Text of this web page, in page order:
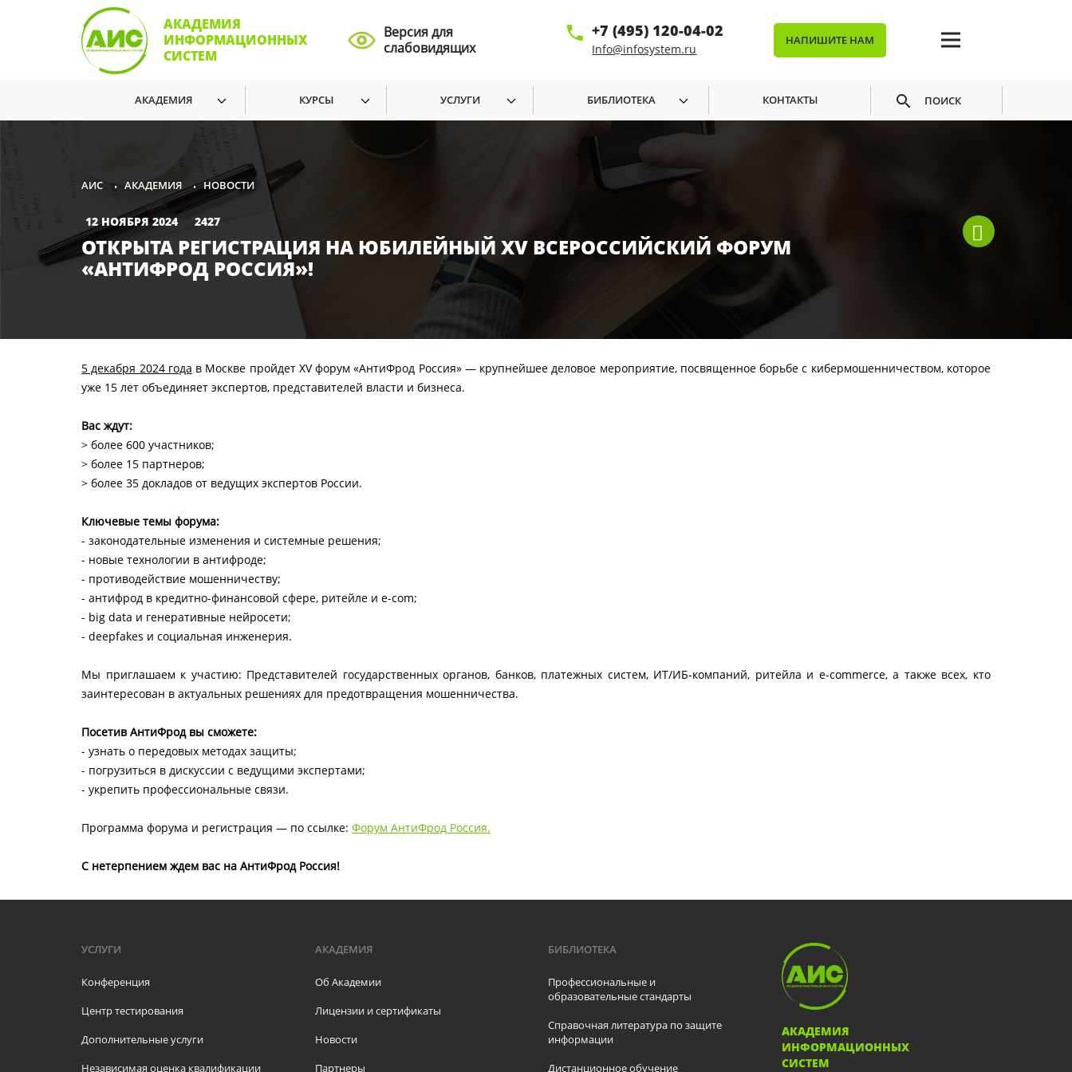
АКАДЕМИЯ
ИНФОРМАЦИОННЫХ
СИСТЕМ
Версия для
слабовидящих
+7 (495) 120-04-02
Info@infosystem.ru
НАПИШИТЕ НАМ
АКАДЕМИЯ КУРСЫ УСЛУГИ БИБЛИОТЕКА КОНТАКТЫ ПОИСК
АИС • АКАДЕМИЯ • НОВОСТИ
12 НОЯБРЯ 2024 2427
ОТКРЫТА РЕГИСТРАЦИЯ НА ЮБИЛЕЙНЫЙ XV ВСЕРОССИЙСКИЙ ФОРУМ
«АНТИФРОД РОССИЯ»!
5 декабря 2024 года в Москве пройдет XV форум «АнтиФрод Россия» — крупнейшее деловое мероприятие, посвященное борьбе с кибермошенничеством, которое
уже 15 лет объединяет экспертов, представителей власти и бизнеса.
Вас ждут:
> более 600 участников;
> более 15 партнеров;
> более 35 докладов от ведущих экспертов России.
Ключевые темы форума:
- законодательные изменения и системные решения;
- новые технологии в антифроде;
- противодействие мошенничеству;
- антифрод в кредитно-финансовой сфере, ритейле и e-com;
- big data и генеративные нейросети;
- deepfakes и социальная инженерия.
Мы приглашаем к участию: Представителей государственных органов, банков, платежных систем, ИТ/ИБ-компаний, ритейла и e-commerce, а также всех, кто
заинтересован в актуальных решениях для предотвращения мошенничества.
Посетив АнтиФрод вы сможете:
- узнать о передовых методах защиты;
- погрузиться в дискуссии с ведущими экспертами;
- укрепить профессиональные связи.
Программа форума и регистрация — по ссылке: Форум АнтиФрод Россия.
С нетерпением ждем вас на АнтиФрод Россия!
УСЛУГИ
Конференция
Центр тестирования
Дополнительные услуги
Независимая оценка квалификации
АКАДЕМИЯ
Об Академии
Лицензии и сертификаты
Новости
Партнеры
БИБЛИОТЕКА
Профессиональные и
образовательные стандарты
Справочная литература по защите
информации
Дистанционное обучение
АКАДЕМИЯ
ИНФОРМАЦИОННЫХ
СИСТЕМ